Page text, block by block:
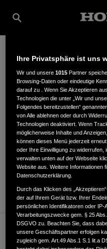
Landshuter Str. 48,85356,
ANFAHRTSBESCHREIBUNG
WEBSITE
Verkauf /
Ihre Privatsphäre ist uns
Wir und unsere1015 Partner
Browsing-Daten oder eindeutige
darauf zu . Wenn Sie Akzeptieren
Technologien die unter „Wir und
Folgendes bereitzustellen“
von Alle ablehnen oder durch
Technologien deaktiviert. Wenn
möglicherweise Inhalte und
können dieses Menü jederzeit
oder Ihre Einwilligung zu widerrufen,
verwalten unten auf der Webseite
Website aus. Weitere Informationen
Datenschutzerklärung.
Durch das Klicken des
der auf Ihrem Gerät bzw. Ihrer
persönlichen Identifikatoren oder IP-
Verarbeitungszwecke gem. § 25
DSGVO zu. Beachten Sie, dass
unsere Geschäftspartner erfolgen
zugleich gem. Art.49 Abs.1 S.1 lit.a